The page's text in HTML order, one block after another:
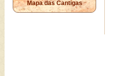
Mapa das Cantigas